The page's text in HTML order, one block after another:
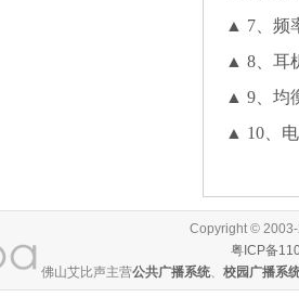
▲ 7、频
▲ 8、耳
▲ 9、均
▲ 10、
Copyright © 2003-
粤ICP备
佛山艾比声主营公共广播系统、 校园广播系